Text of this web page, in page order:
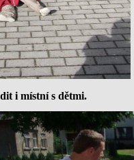
i místní s dětmi.